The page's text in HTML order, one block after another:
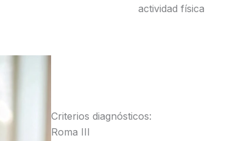
actividad física
Criterios diagnósticos:
Roma III